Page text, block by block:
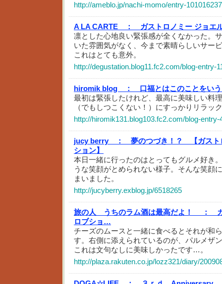
http://ameblo.jp/nachi-momo/entry-
A LA CARTE ：
ガストロノミー ジョエ
凛とした心地良い緊張感が全くなかった。
いた雰囲気がなく、今まで素晴らしいサー
これはとても意外。
http://degustation.blog11.fc2.com/blog-entry-
hiromik blog ：
口福とはこのことをい
最初は緊張したけれど、最高に美味しい料
（でもしつこくない！）にすっかりリラッ
http://hiromik131.blog103.fc2.com/blog-entry-
jucy berry ：
夢のつづき！？ 【ガスト
ション】
本日一緒に行ったのはとってもグルメ好き
うな笑顔がとめられない様子。そんな笑顔
まいました。
http://jucyberry.exblog.jp/6518265
旅の人 うちのラム酒は最高だよ！ ：
ロブショ…
チーズのムースと一緒に食べるとそれが和
す。右側に添えられているのが、パルメザ
これは文句なしに美味しかったです…。
http://plaza.rakuten.co.jp/lozz321/diary/